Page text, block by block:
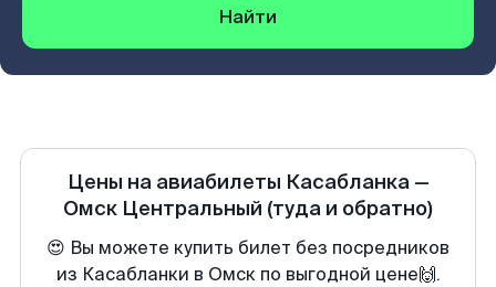
Найти
Цены на авиабилеты Касабланка—
Омск Центральный (туда и обратно)
😍 Вы можете купить билет без посредников
из Касабланки в Омск по выгодной цене🙌.